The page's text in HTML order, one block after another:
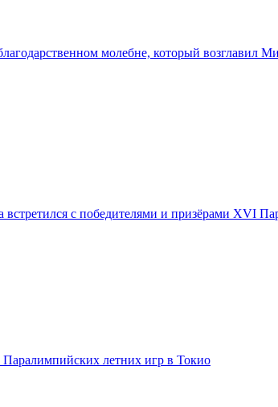
молебне, который возглавил
с победителями и призёрами XVI
летних игр в Токио